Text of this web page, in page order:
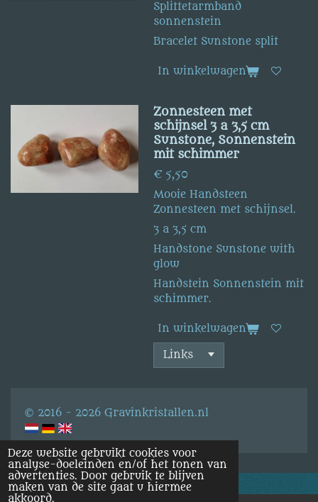
Deze website gebruikt cookies voor
analyse-doeleinden en/of het tonen van
advertenties. Door gebruik te blijven
maken van de site gaat u hiermee
akkoord.
Splittetarmband
sonnenstein
Bracelet Sunstone split
In winkelwagen
Zonnesteen met
schijnsel 3 a 3,5 cm
Sunstone, Sonnenstein
mit schimmer
€ 5,50
Mooie Handsteen
Zonnesteen met schijnsel.
3 a 3,5 cm
Handstone Sunstone with
glow
Handstein Sonnenstein mit
schimmer.
In winkelwagen
© 2016 - 2026 Gravinkristallen.nl